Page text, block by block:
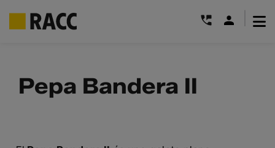
contentPepa Bandera II